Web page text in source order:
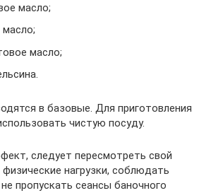
масло;
масло;
в базовые. Для приготовления
чистую посуду.
следует пересмотреть свой
нагрузки, соблюдать
пропускать сеансы баночного